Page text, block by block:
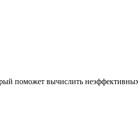
поможет вычислить